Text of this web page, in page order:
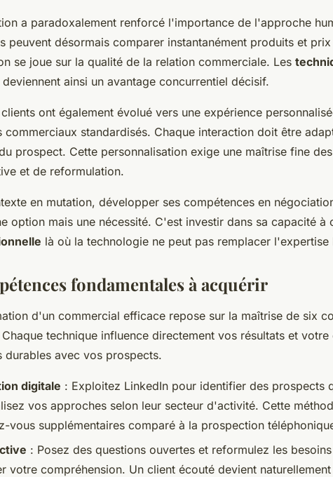
a paradoxalement renforcé l'importance de l'approche
peuvent désormais comparer instantanément produits et
se joue sur la qualité de la relation commerciale. Les
deviennent ainsi un avantage concurrentiel décisif.
ont également évolué vers une expérience
commerciaux standardisés. Chaque interaction doit être
prospect. Cette personnalisation exige une maîtrise fine
et de reformulation.
en mutation, développer ses compétences en
option mais une nécessité. C'est investir dans sa capacité à
là où la technologie ne peut pas remplacer l'expertise
fondamentales à acquérir
d'un commercial efficace repose sur la maîtrise de six
technique influence directement vos résultats et
durables avec vos prospects.
digitale : Exploitez LinkedIn pour identifier des prospects
vos approches selon leur secteur d'activité. Cette
vous supplémentaires comparé à la prospection
: Posez des questions ouvertes et reformulez les
votre compréhension. Un client écouté devient